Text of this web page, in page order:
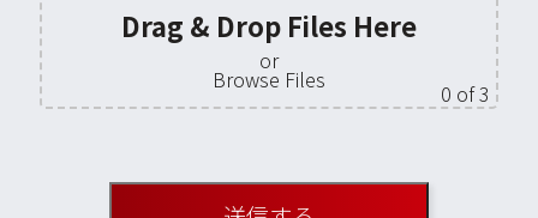
Drag & Drop Files Here
or
Browse Files 0 of 3